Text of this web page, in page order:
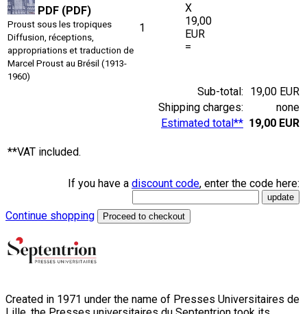
PDF (PDF)
Proust sous les tropiques
Diffusion, réceptions,
appropriations et traduction de
Marcel Proust au Brésil (1913-
1960)
1
X
19,00
EUR
=
Sub-total:
19,00 EUR
Shipping charges:
none
Estimated total** 19,00 EUR
**VAT included.
If you have a discount code, enter the code here:
Continue shopping Proceed to checkout
Created in 1971 under the name of Presses Universitaires de